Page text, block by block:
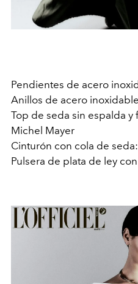
Pendientes de acero
Anillos de acero
Top de seda sin espalda
Michel Mayer
Cinturón con cola de
Pulsera de plata de ley